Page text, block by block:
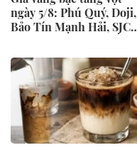
ngày 5/8: Phú Quý, Doji,
Bảo Tín Mạnh Hải, SJC
nhiêu?